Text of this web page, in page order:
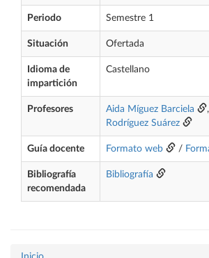
Periodo Semestre 1
Situación Ofertada
Idioma de
impartición
Castellano
Profesores Aida Míguez Barciela ,
Rodríguez Suárez
Guía docente Formato web /
Bibliografía
recomendada
Bibliografía